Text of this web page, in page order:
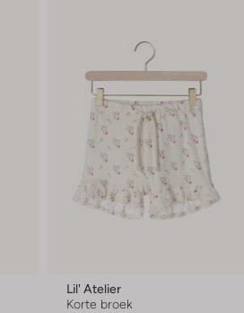
Lil' Atelier
Korte broek